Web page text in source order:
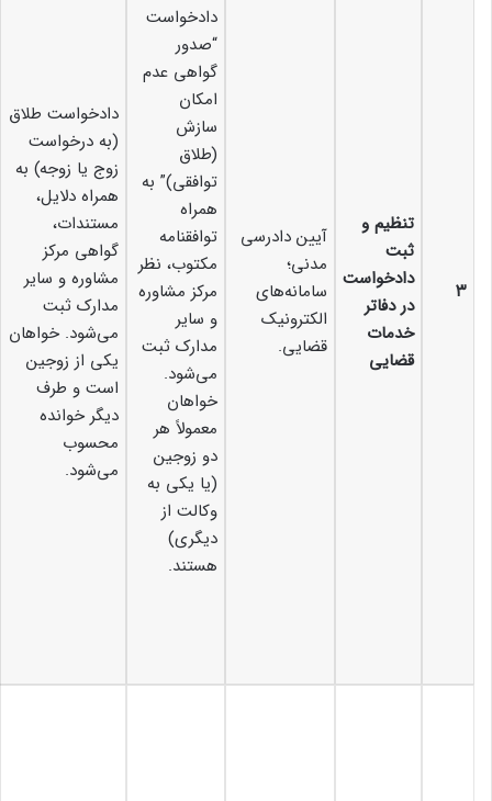
۳
تنظیم و
ثبت
دادخواست
در دفاتر
خدمات
قضایی
آیین دادرسی
مدنی؛
سامانه‌های
الکترونیک
قضایی.
دادخواست
“صدور
گواهی عدم
امکان
سازش
(طلاق
توافقی)” به
همراه
توافقنامه
مکتوب، نظر
مرکز مشاوره
و سایر
مدارک ثبت
می‌شود.
خواهان
معمولاً هر
دو زوجین
(یا یکی به
وکالت از
دیگری)
هستند.
دادخواست طلاق
(به درخواست
زوج یا زوجه) به
همراه دلایل،
مستندات،
گواهی مرکز
مشاوره و سایر
مدارک ثبت
می‌شود. خواهان
یکی از زوجین
است و طرف
دیگر خوانده
محسوب
می‌شود.